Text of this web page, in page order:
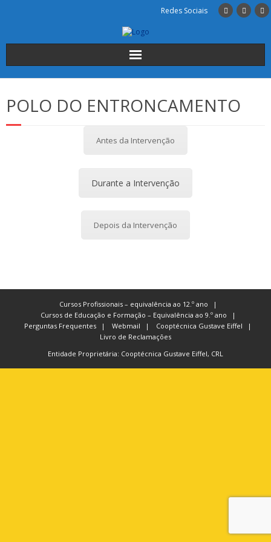
Redes Sociais
Início
Institucional
POLO DO ENTRONCAMENTO
Antes da Intervenção
Durante a Intervenção
Depois da Intervenção
Cursos Profissionais – equivalência ao 12.º ano
Cursos de Educação e Formação – Equivalência ao 9.º ano
Perguntas Frequentes
Webmail
Cooptécnica Gustave Eiffel
Livro de Reclamações
Entidade Proprietária: Cooptécnica Gustave Eiffel, CRL